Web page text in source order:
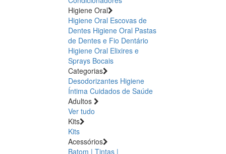
Higiene Oral
Higiene Oral Escovas de
Dentes Higiene Oral Pastas
de Dentes e Fio Dentário
Higiene Oral Elixires e
Sprays Bocais
Categorias
Desodorizantes Higiene
Íntima Cuidados de Saúde
Adultos
Ver tudo
Kits
Kits
Acessórios
Batom | Tintas |